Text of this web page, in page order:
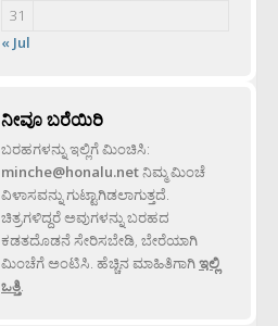
31
« Jul
ನೀವೂ ಬರೆಯಿರಿ
ಬರಹಗಳನ್ನು ಇಲ್ಲಿಗೆ ಮಿಂಚಿಸಿ:
minche@honalu.netನಿಮ್ಮ ಮಿಂಚೆ
ವಿಳಾಸವನ್ನು ಗುಟ್ಟಾಗಿಡಲಾಗುತ್ತದೆ.
ಚಿತ್ರಗಳಿದ್ದರೆ ಅವುಗಳನ್ನು ಬರಹದ
ಕಡತದೊಡನೆ ಸೇರಿಸಬೇಡಿ, ಬೇರೆಯಾಗಿ
ಮಿಂಚೆಗೆ ಅಂಟಿಸಿ. ಹೆಚ್ಚಿನ ಮಾಹಿತಿಗಾಗಿಇಲ್ಲಿ
ಒತ್ತಿ.